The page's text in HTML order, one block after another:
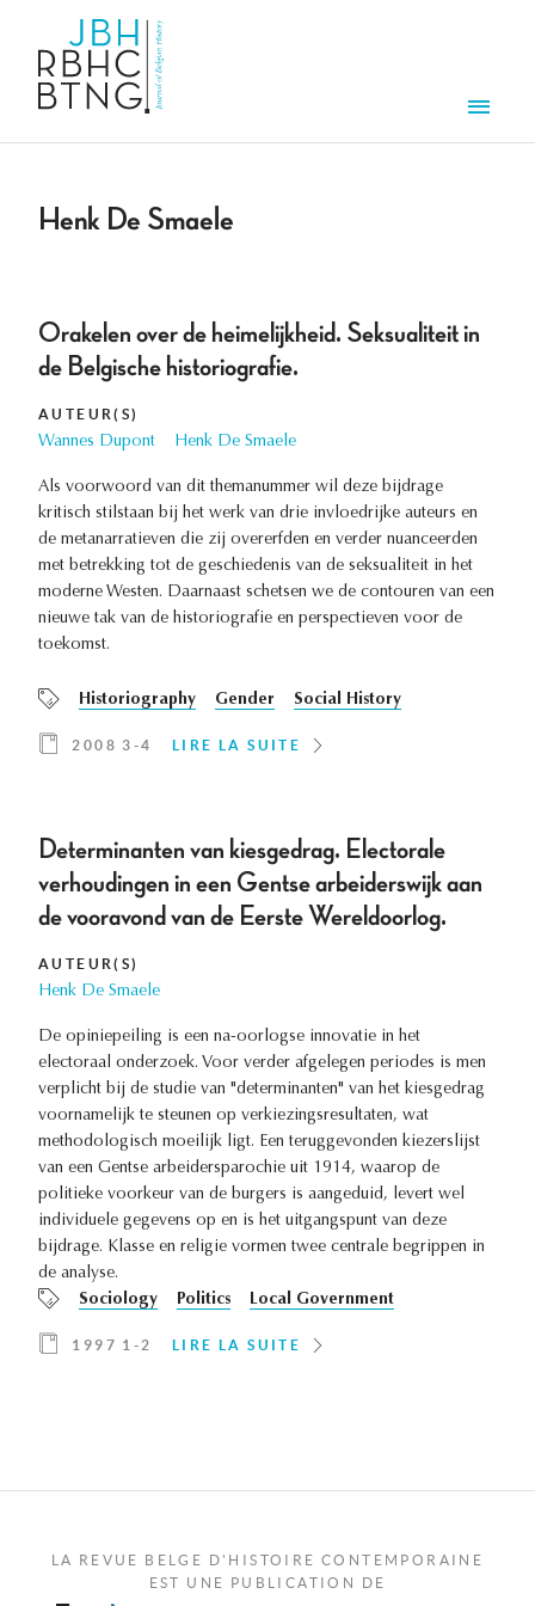
Henk De Smaele
Orakelen over de heimelijkheid. Seksualiteit in
de Belgische historiografie.
AUTEUR(S)
Wannes Dupont Henk De Smaele
Als voorwoord van dit themanummer wil deze bijdrage
kritisch stilstaan bij het werk van drie invloedrijke auteurs en
de metanarratieven die zij overerfden en verder nuanceerden
met betrekking tot de geschiedenis van de seksualiteit in het
moderne Westen. Daarnaast schetsen we de contouren van een
nieuwe tak van de historiografie en perspectieven voor de
toekomst.
Historiography Gender Social History
2008 3-4 LIRE LA SUITE
Determinanten van kiesgedrag. Electorale
verhoudingen in een Gentse arbeiderswijk aan
de vooravond van de Eerste Wereldoorlog.
AUTEUR(S)
Henk De Smaele
De opiniepeiling is een na-oorlogse innovatie in het
electoraal onderzoek. Voor verder afgelegen periodes is men
verplicht bij de studie van "determinanten" van het kiesgedrag
voornamelijk te steunen op verkiezingsresultaten, wat
methodologisch moeilijk ligt. Een teruggevonden kiezerslijst
van een Gentse arbeidersparochie uit 1914, waarop de
politieke voorkeur van de burgers is aangeduid, levert wel
individuele gegevens op en is het uitgangspunt van deze
bijdrage. Klasse en religie vormen twee centrale begrippen in
de analyse.
Sociology
Politics Local Government
1997 1-2 LIRE LA SUITE
LA REVUE BELGE D'HISTOIRE CONTEMPORAINE
EST UNE PUBLICATION DE